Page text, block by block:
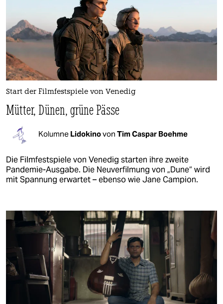
Start der Filmfestspiele von Venedig
Mütter, Dünen, grüne Pässe
Kolumne Lidokinovon Tim Caspar Boehme
Die Filmfestspiele von Venedig starten ihre zweite
Pandemie-Ausgabe. Die Neuverfilmung von „Dune“ wird
mit Spannung erwartet – ebenso wie Jane Campion.